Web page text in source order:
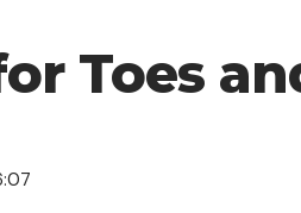
Toes